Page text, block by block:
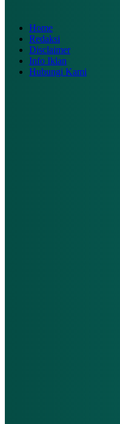
Home
Redaksi
Disclaimer
Info Iklan
Hubungi Kami